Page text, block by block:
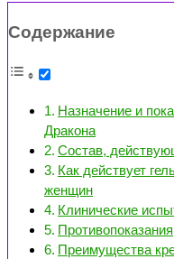
Содержание
Назначение и
Дракона
Состав,
Как действует
женщин
Клинические
Преимущества